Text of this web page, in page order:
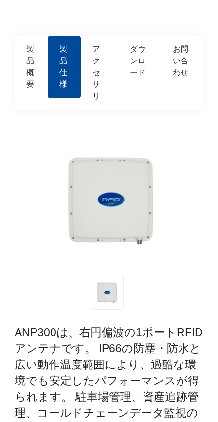
製
品
概
要
製
品
仕
様
ア
ク
セ
サ
リ
ダウ
ンロ
ード
お問
い合
わせ
ANP300は、右円偏波の1ポートRFID
アンテナです。 IP66の防塵・防水と
広い動作温度範囲により、過酷な環
境でも安定したパフォーマンスが得
られます。 駐車場管理、資産追跡管
理、コールドチェーンデータ監視の